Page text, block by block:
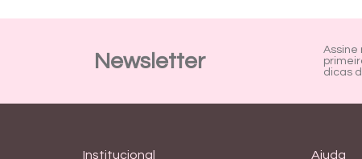
Newsletter
Assine
dicas
Institucional Ajuda